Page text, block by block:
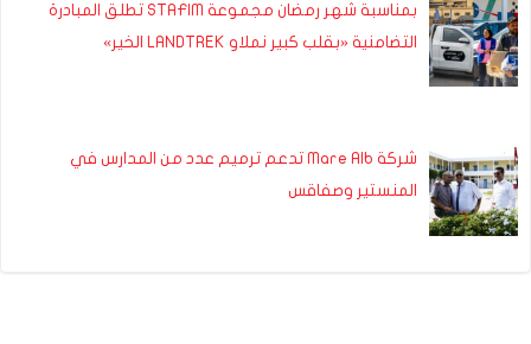
بمناسبة شهر رمضان مجموعة STAFIM تطلق المبادرة
التضامنية «بقلب كبير نملاو LANDTREK الخير»
شركة Mare Alb تدعم ترميم عدد من المدارس في
المنستير وصفاقس